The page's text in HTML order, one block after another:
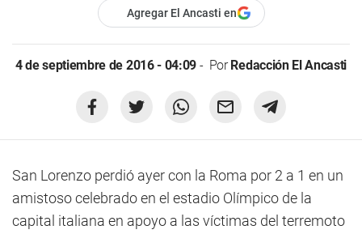
Agregar El Ancasti en
4 de septiembre de 2016 - 04:09 PorRedacción El Ancasti
San Lorenzo perdió ayer con la Roma por 2 a 1 en un
amistoso celebrado en el estadio Olímpico de la
capital italiana en apoyo a las víctimas del terremoto